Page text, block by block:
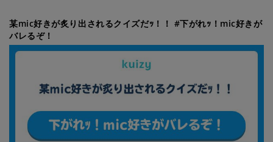
某mic好きが炙り出されるクイズだｯ！！ #下がれｯ！mic好きが
バレるぞ！